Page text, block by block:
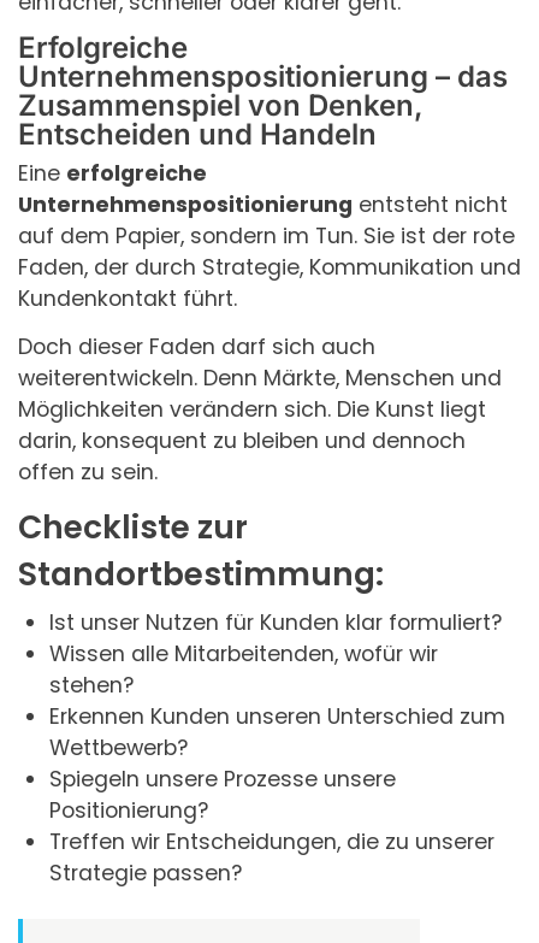
Erfolgreiche
Unternehmenspositionierung – das
Zusammenspiel von Denken,
Entscheiden und Handeln
Eine erfolgreiche
Unternehmenspositionierung entsteht nicht
auf dem Papier, sondern im Tun. Sie ist der rote
Faden, der durch Strategie, Kommunikation und
Kundenkontakt führt.
Doch dieser Faden darf sich auch
weiterentwickeln. Denn Märkte, Menschen und
Möglichkeiten verändern sich. Die Kunst liegt
darin, konsequent zu bleiben und dennoch
offen zu sein.
Checkliste zur
Standortbestimmung:
Ist unser Nutzen für Kunden klar formuliert?
Wissen alle Mitarbeitenden, wofür wir
stehen?
Erkennen Kunden unseren Unterschied zum
Wettbewerb?
Spiegeln unsere Prozesse unsere
Positionierung?
Treffen wir Entscheidungen, die zu unserer
Strategie passen?